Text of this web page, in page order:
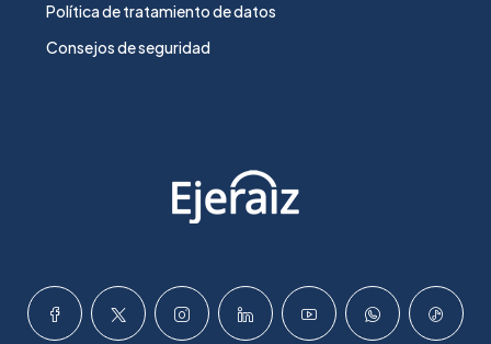
Política de tratamiento de datos
Consejos de seguridad